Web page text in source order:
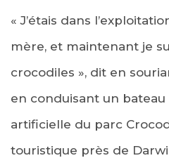
« J’étais dans
mère, et maintenant je
crocodiles », dit en
en conduisant un
artificielle du parc
touristique près de